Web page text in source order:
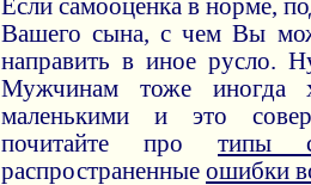
Если самооценка в норме,
Вашего сына, с чем Вы
направить в иное русло.
Мужчинам тоже иногда
маленькими и это
почитайте про типы
распространенные ошибки